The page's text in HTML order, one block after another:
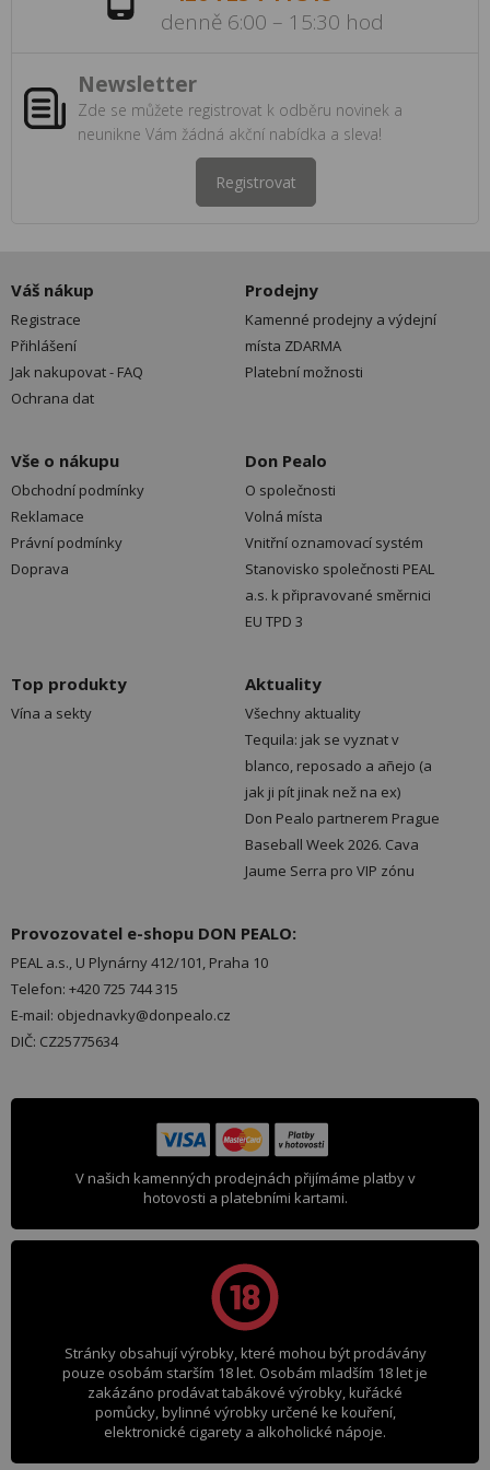
denně 6:00 – 15:30 hod
Newsletter
Zde se můžete registrovat k odběru novinek a
neunikne Vám žádná akční nabídka a sleva!
Registrovat
Váš nákup
Registrace
Přihlášení
Jak nakupovat - FAQ
Ochrana dat
Prodejny
Kamenné prodejny a výdejní
místa ZDARMA
Platební možnosti
Vše o nákupu
Obchodní podmínky
Reklamace
Právní podmínky
Doprava
Don Pealo
O společnosti
Volná místa
Vnitřní oznamovací systém
Stanovisko společnosti PEAL
a.s. k připravované směrnici
EU TPD 3
Top produkty
Vína a sekty
Aktuality
Všechny aktuality
Tequila: jak se vyznat v
blanco, reposado a añejo (a
jak ji pít jinak než na ex)
Don Pealo partnerem Prague
Baseball Week 2026. Cava
Jaume Serra pro VIP zónu
Provozovatel e-shopu DON PEALO:
PEAL a.s., U Plynárny 412/101, Praha 10
Telefon: +420 725 744 315
E-mail: objednavky@donpealo.cz
DIČ: CZ25775634
V našich kamenných prodejnách přijímáme platby v
hotovosti a platebními kartami.
Stránky obsahují výrobky, které mohou být prodávány
pouze osobám starším 18 let. Osobám mladším 18 let je
zakázáno prodávat tabákové výrobky, kuřácké
pomůcky, bylinné výrobky určené ke kouření,
elektronické cigarety a alkoholické nápoje.